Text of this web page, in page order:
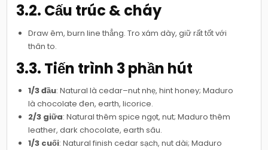
3.2. Cấu trúc & cháy
Draw êm, burn line thẳng. Tro xám dày, giữ rất tốt với
thân to.
3.3. Tiến trình 3 phần hút
1/3 đầu: Natural là cedar–nut nhẹ, hint honey; Maduro
là chocolate đen, earth, licorice.
2/3 giữa: Natural thêm spice ngọt, nut; Maduro thêm
leather, dark chocolate, earth sâu.
1/3 cuối: Natural finish cedar sạch, nut dài; Maduro